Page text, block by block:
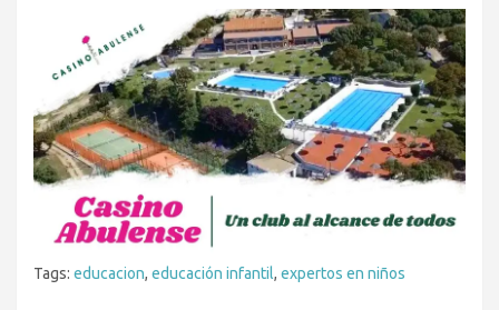
Tags: educacion, educación infantil, expertos en niños